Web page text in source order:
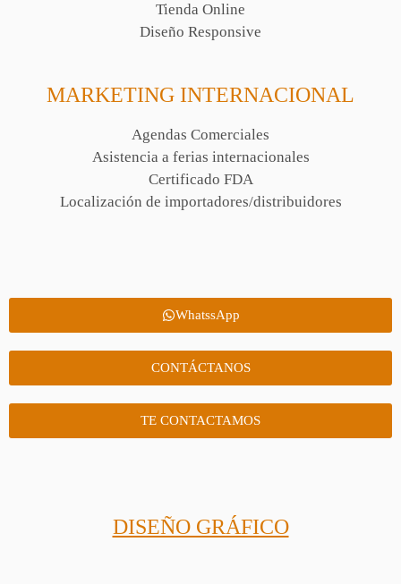
Tienda Online
Diseño Responsive
MARKETING INTERNACIONAL
Agendas Comerciales
Asistencia a ferias internacionales
Certificado FDA
Localización de importadores/distribuidores
WhatssApp
CONTÁCTANOS
TE CONTACTAMOS
DISEÑO GRÁFICO